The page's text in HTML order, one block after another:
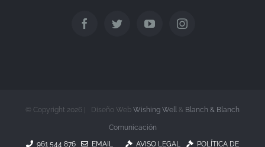
© Copyright 2026 | Diseño Web Wishing Well & Blanch & Blanch
Comunicación
961 544 876
EMAIL AVISO LEGAL POLÍTICA DE